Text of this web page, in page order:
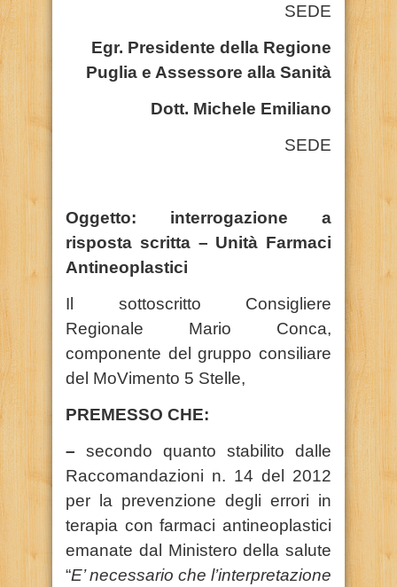
SEDE
Egr. Presidente della Regione
Puglia e Assessore alla Sanità
Dott. Michele Emiliano
SEDE
Oggetto: interrogazione a
risposta scritta – Unità Farmaci
Antineoplastici
Il sottoscritto Consigliere
Regionale Mario Conca,
componente del gruppo consiliare
del MoVimento 5 Stelle,
PREMESSO CHE:
– secondo quanto stabilito dalle
Raccomandazioni n. 14 del 2012
per la prevenzione degli errori in
terapia con farmaci antineoplastici
emanate dal Ministero della salute
“E’ necessario che l’interpretazione